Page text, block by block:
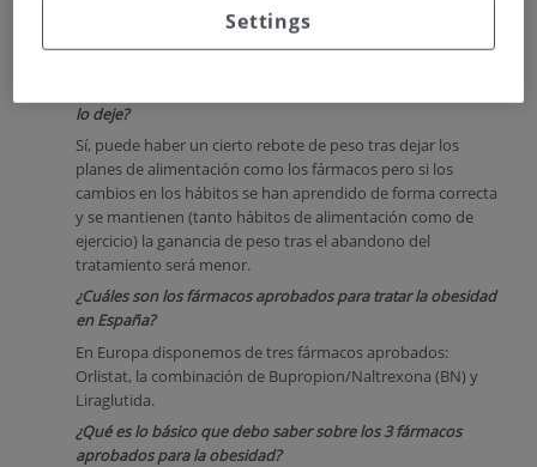
No, no deben usarse durante el embarazo, la lactancia ni en
lo deje?
Sí, puede haber un cierto rebote de peso tras dejar los
planes de alimentación como los fármacos pero si los
cambios en los hábitos se han aprendido de forma correcta
y se mantienen (tanto hábitos de alimentación como de
ejercicio) la ganancia de peso tras el abandono del
tratamiento será menor.
¿Cuáles son los fármacos aprobados para tratar la obesidad
en España?
En Europa disponemos de tres fármacos aprobados:
Orlistat, la combinación de Bupropion/Naltrexona (BN) y
Liraglutida.
¿Qué es lo básico que debo saber sobre los 3 fármacos
aprobados para la obesidad?
Settings